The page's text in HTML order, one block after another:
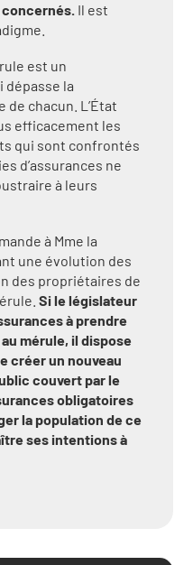
Il est
est un
la
chacun. L’État
efficacement les
qui sont confrontés
d’assurances ne
à leurs
à Mme la
une évolution des
des propriétaires de
Si le législateur
à prendre
mérule, il dispose
créer un nouveau
couvert par le
obligatoires
la population de ce
ses intentions à